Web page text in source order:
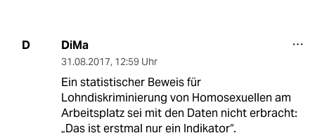
D DiMa
31.08.2017, 12:59 Uhr
Ein statistischer Beweis für
Lohndiskriminierung von Homosexuellen am
Arbeitsplatz sei mit den Daten nicht erbracht:
„Das ist erstmal nur ein Indikator“.